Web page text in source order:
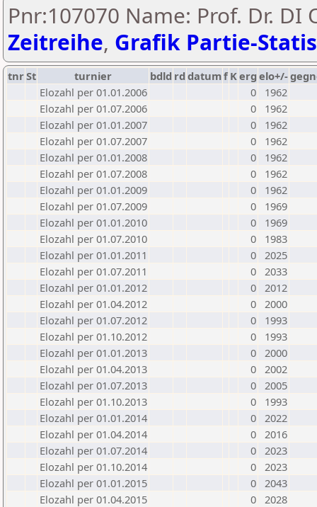
Pnr:107070 Name: Prof. Dr. DI
Zeitreihe, Grafik Partie-
tnrSt turnier bdld rd datumf Kerg elo+/-
Elozahl per 01.01.2006
0
1962
Elozahl per 01.07.2006
0
1962
Elozahl per 01.01.2007
0
1962
Elozahl per 01.07.2007
0
1962
Elozahl per 01.01.2008
0
1962
Elozahl per 01.07.2008
0
1962
Elozahl per 01.01.2009
0
1962
Elozahl per 01.07.2009
0
1969
Elozahl per 01.01.2010
0
1969
Elozahl per 01.07.2010
0
1983
Elozahl per 01.01.2011
0 2025
Elozahl per 01.07.2011
0 2033
Elozahl per 01.01.2012
0 2012
Elozahl per 01.04.2012
0 2000
Elozahl per 01.07.2012
0
1993
Elozahl per 01.10.2012
0
1993
Elozahl per 01.01.2013
0 2000
Elozahl per 01.04.2013
0 2002
Elozahl per 01.07.2013
0 2005
Elozahl per 01.10.2013
0
1993
Elozahl per 01.01.2014
0 2022
Elozahl per 01.04.2014
0 2016
Elozahl per 01.07.2014
0 2023
Elozahl per 01.10.2014
0 2023
Elozahl per 01.01.2015
0 2043
Elozahl per 01.04.2015
0 2028